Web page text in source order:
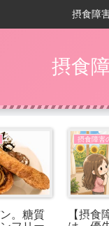
摂食障
摂食
。糖質
摂食障害
【摂食